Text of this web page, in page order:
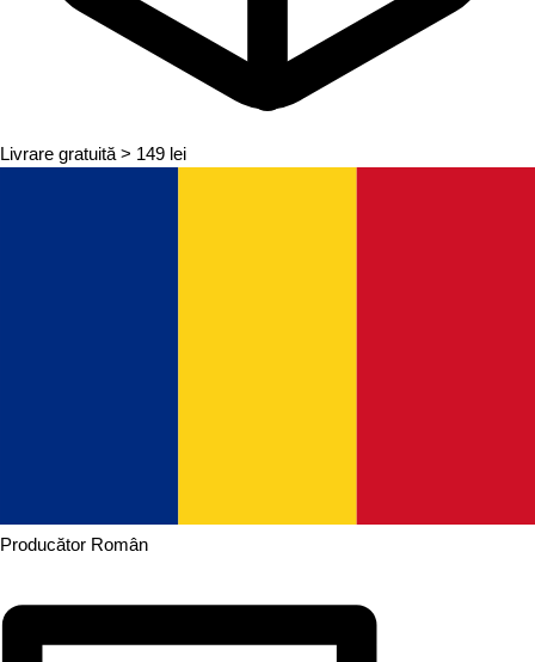
Livrare gratuită > 149 lei
Producător Român